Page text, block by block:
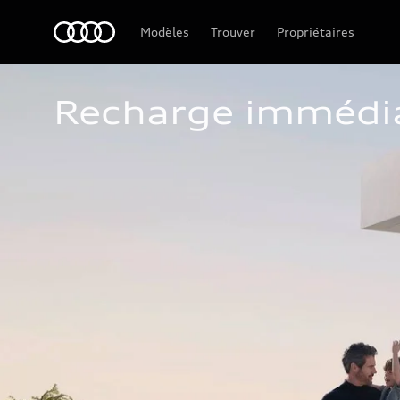
Modèles Trouver Propriétaires
Recharge